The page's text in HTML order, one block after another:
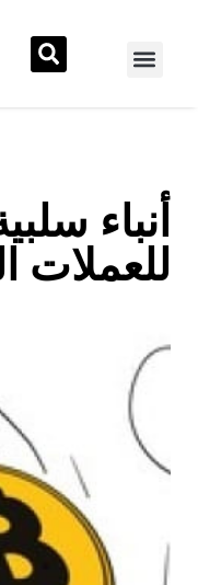
أنباء
للعملات